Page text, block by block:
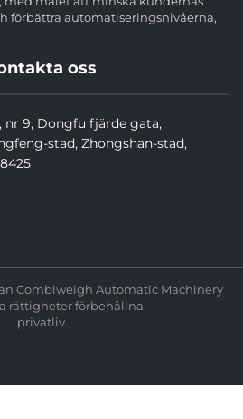
förbättra automatiseringsnivåerna,
oss
nr 9, Dongfu fjärde gata,
stad, Zhongshan-stad,
Combiweigh Automatic Machinery
rättigheter förbehållna.
privatliv